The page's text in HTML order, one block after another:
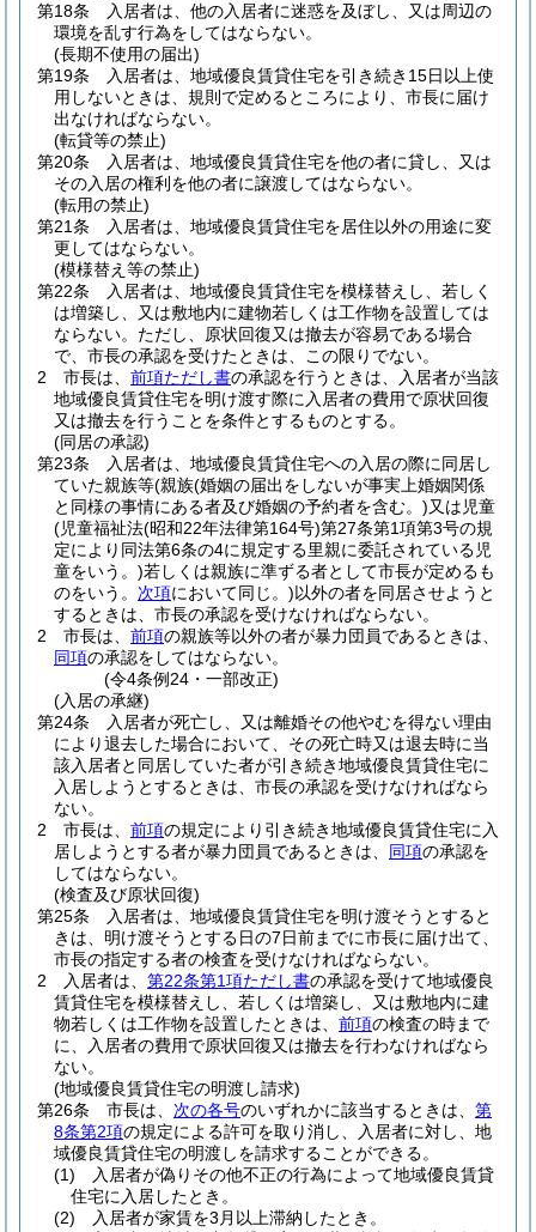
第18条
入居者は、他の入居者に迷惑を及ぼし、又は周辺の
環境を乱す行為をしてはならない。
(長期不使用の届出)
第19条
入居者は、地域優良賃貸住宅を引き続き15日以上使
用しないときは、規則で定めるところにより、市長に届け
出なければならない。
(転貸等の禁止)
第20条
入居者は、地域優良賃貸住宅を他の者に貸し、又は
その入居の権利を他の者に譲渡してはならない。
(転用の禁止)
第21条
入居者は、地域優良賃貸住宅を居住以外の用途に変
更してはならない。
(模様替え等の禁止)
第22条
入居者は、地域優良賃貸住宅を模様替えし、若しく
は増築し、又は敷地内に建物若しくは工作物を設置しては
ならない。 ただし、原状回復又は撤去が容易である場合
で、市長の承認を受けたときは、この限りでない。
2
市長は、 前項ただし書の承認を行うときは、入居者が当該
地域優良賃貸住宅を明け渡す際に入居者の費用で原状回復
又は撤去を行うことを条件とするものとする。
(同居の承認)
第23条
入居者は、地域優良賃貸住宅への入居の際に同居し
ていた親族等(親族(婚姻の届出をしないが事実上婚姻関係
と同様の事情にある者及び婚姻の予約者を含む。)又は児童
(児童福祉法(昭和22年法律第164号)第27条第1項第3号の規
定により同法第6条の4に規定する里親に委託されている児
童をいう。)若しくは親族に準ずる者として市長が定めるも
のをいう。 次項において同じ。)以外の者を同居させようと
するときは、市長の承認を受けなければならない。
2
市長は、 前項の親族等以外の者が暴力団員であるときは、
同項の承認をしてはならない。
(令4条例24・一部改正)
(入居の承継)
第24条
入居者が死亡し、又は離婚その他やむを得ない理由
により退去した場合において、その死亡時又は退去時に当
該入居者と同居していた者が引き続き地域優良賃貸住宅に
入居しようとするときは、市長の承認を受けなければなら
ない。
2
市長は、 前項の規定により引き続き地域優良賃貸住宅に入
居しようとする者が暴力団員であるときは、 同項の承認を
してはならない。
(検査及び原状回復)
第25条
入居者は、地域優良賃貸住宅を明け渡そうとすると
きは、明け渡そうとする日の7日前までに市長に届け出て、
市長の指定する者の検査を受けなければならない。
2
入居者は、 第22条第1項ただし書の承認を受けて地域優良
賃貸住宅を模様替えし、若しくは増築し、又は敷地内に建
物若しくは工作物を設置したときは、 前項の検査の時まで
に、入居者の費用で原状回復又は撤去を行わなければなら
ない。
(地域優良賃貸住宅の明渡し請求)
第26条
市長は、 次の各号のいずれかに該当するときは、 第
8条第2項の規定による許可を取り消し、入居者に対し、地
域優良賃貸住宅の明渡しを請求することができる。
(1)
入居者が偽りその他不正の行為によって地域優良賃貸
住宅に入居したとき。
(2)
入居者が家賃を3月以上滞納したとき。